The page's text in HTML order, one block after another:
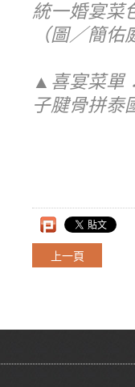
統一婚宴菜
（圖／簡佑
▲喜宴菜單
子腱骨拼泰
上一頁